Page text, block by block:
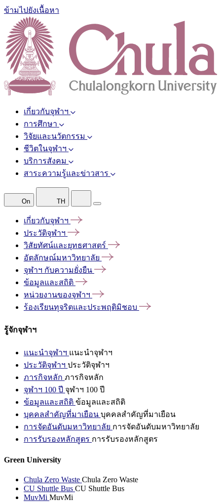
ข้ามไปยังเนื้อหา
เกี่ยวกับจุฬาฯ
การศึกษา
วิจัยและนวัตกรรม
ชีวิตในจุฬาฯ
บริการสังคม
สาระความรู้และข่าวสาร
On TH
เกี่ยวกับจุฬาฯ
ประวัติจุฬาฯ
วิสัยทัศน์และยุทธศาสตร์
อัตลักษณ์มหาวิทยาลัย
จุฬาฯ กับความยั่งยืน
ข้อมูลและสถิติ
หน่วยงานของจุฬาฯ
ร้องเรียนทุจริตและประพฤติมิชอบ
รู้จักจุฬาฯ
แนะนำจุฬาฯ แนะนำจุฬาฯ
ประวัติจุฬาฯ ประวัติจุฬาฯ
ภารกิจหลัก ภารกิจหลัก
จุฬาฯ 100 ปี จุฬาฯ 100 ปี
ข้อมูลและสถิติ ข้อมูลและสถิติ
บุคคลสำคัญที่มาเยือน บุคคลสำคัญที่มาเยือน
การจัดอันดับมหาวิทยาลัย การจัดอันดับมหาวิทยาลัย
การรับรองหลักสูตร การรับรองหลักสูตร
Green University
Chula Zero Waste Chula Zero Waste
CU Shuttle Bus CU Shuttle Bus
MuvMi MuvMi